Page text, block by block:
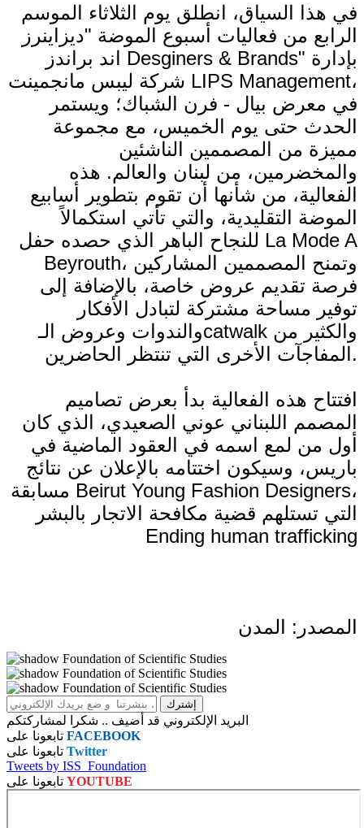
في هذا السياق، انطلق يوم الثلاثاء الموسم
الرابع من فعاليات أسبوع الموضة "ديزاينرز
اند براندز Desginers & Brands" بإدارة
شركة ليبس مانجمينت LIPS Management،
في معرض بيال - فرن الشباك؛ ويستمر
الحدث حتى يوم الخميس، مع مجموعة
مميزة من المصممين الناشئين
والمخضرمين، من لبنان والعالم. هذه
الفعالية، من شأنها أن تقوم بتطوير أسابيع
الموضة التقليدية، والتي تأتي استكمالاً
للنجاح الباهر الذي حصده حفل La Mode A
Beyrouth، وتمنح المصممين المشاركين
فرصة تقديم عروض خاصة، بالإضافة إلى
توفير مساحة مشتركة لتبادل الأفكار
والندوات وعروض الـcatwalk والكثير من
المفاجآت الأخرى التي تنتظر الحاضرين.
افتتاح هذه الفعالية بدأ بعرض تصاميم
المصمم اللبناني عوني الصعيدي، الذي كان
أول من لمع اسمه في العقود الماضية في
باريس، وسيكون اختتامه بالإعلان عن نتائج
مسابقة Beirut Young Fashion Designers،
التي تستلهم قضية مكافحة الاتجار بالبشر
Ending human trafficking
المصدر: المدن
البريد الإلكتروني قد أضيف .. شكرا لمشاركتكم
FACEBOOK
Twitter
Tweets by ISS_Foundation
YOUTUBE